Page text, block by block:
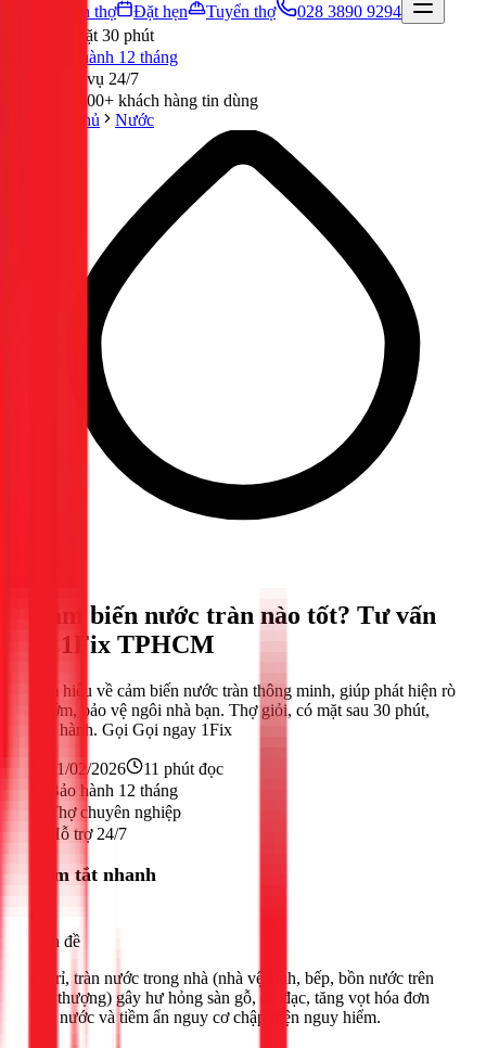
Tuyển thợ
Đặt hẹn Tuyển thợ
028 3890 9294
Có mặt 30 phút
Bảo hành 12 tháng
Phục vụ 24/7
300,000+ khách hàng tin dùng
Trang chủ
Nước
Cảm biến nước tràn nào tốt? Tư vấn
từ 1Fix TPHCM
Tìm hiểu về cảm biến nước tràn thông minh, giúp phát hiện rò
rỉ sớm, bảo vệ ngôi nhà bạn. Thợ giỏi, có mặt sau 30 phút,
bảo hành. Gọi Gọi ngay 1Fix
21/02/2026 11 phút đọc
Bảo hành 12 tháng
Thợ chuyên nghiệp
Hỗ trợ 24/7
Tóm tắt nhanh
Vấn đề
Rò rỉ, tràn nước trong nhà (nhà vệ sinh, bếp, bồn nước trên
sân thượng) gây hư hỏng sàn gỗ, đồ đạc, tăng vọt hóa đơn
tiền nước và tiềm ẩn nguy cơ chập điện nguy hiểm.